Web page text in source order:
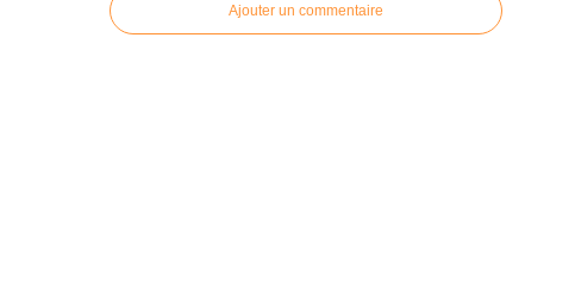
Ajouter un commentaire